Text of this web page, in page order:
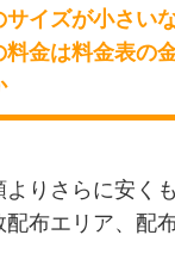
イズが小さい
料金は料金表の
りさらに安く
布エリア、配